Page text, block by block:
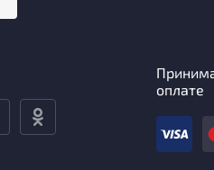
оплате